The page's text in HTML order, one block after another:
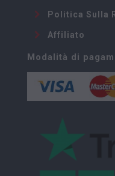
Politica Sulla
Affiliato
Modalità di